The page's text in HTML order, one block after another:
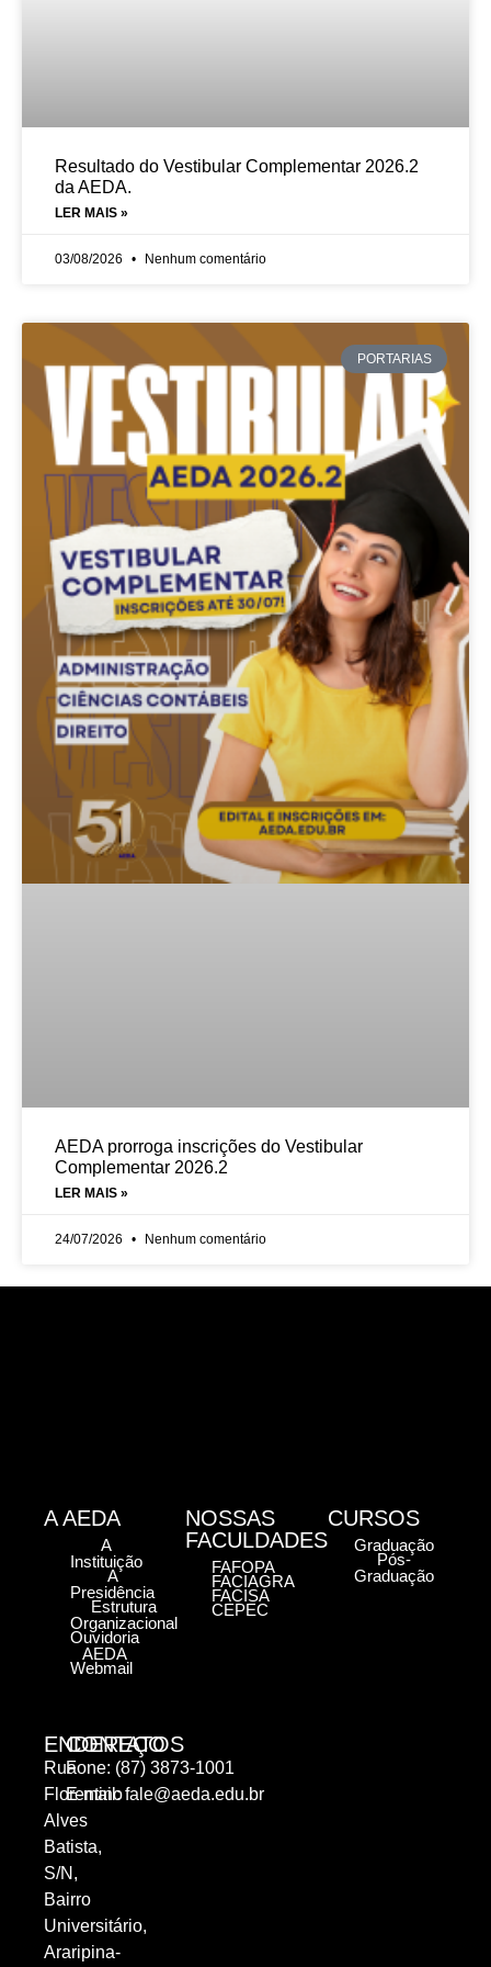
Resultado do Vestibular Complementar 2026.2
da AEDA.
LER MAIS »
03/08/2026 Nenhum comentário
PORTARIAS
AEDA prorroga inscrições do Vestibular
Complementar 2026.2
LER MAIS »
24/07/2026 Nenhum comentário
ENDEREÇO
Rua
Florentino
Alves
Batista,
S/N,
Bairro
Universitário,
Araripina-
CONTATOS
Fone: (87) 3873-1001
E-mail:fale@aeda.edu.br
A AEDA
A
Instituição
A
Presidência
Estrutura
Organizacional
Ouvidoria
AEDA
Webmail
NOSSAS
FACULDADES
FAFOPA
FACIAGRA
FACISA
CEPEC
CURSOS
Graduação
Pós-
Graduação